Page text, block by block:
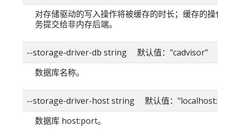
对存储驱动的写入操作将被缓存的时长；缓存的操作
务提交给非内存后端。
--storage-driver-db string 默认值："cadvisor"
数据库名称。
--storage-driver-host string 默认值：
数据库 host:port。